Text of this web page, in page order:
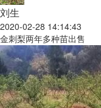
刘生
2020-02-28 14:14:43
金刺梨两年多种苗出售